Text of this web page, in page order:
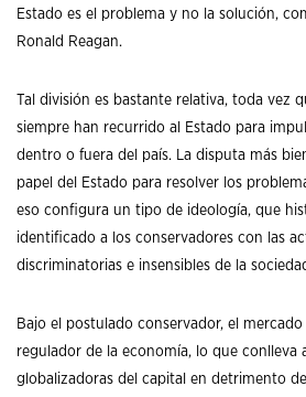
Estado es el problema y no la solución,
Ronald Reagan.
Tal división es bastante relativa, toda vez
siempre han recurrido al Estado para
dentro o fuera del país. La disputa más
papel del Estado para resolver los
eso configura un tipo de ideología, que
identificado a los conservadores con las
discriminatorias e insensibles de la
Bajo el postulado conservador, el
regulador de la economía, lo que conlleva
globalizadoras del capital en detrimento